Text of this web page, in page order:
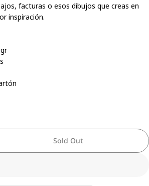
facturas o esos dibujos que creas en
inspiración.
For Carpeta - Dando Lo Mejor
Quantity For Carpeta - Dando
Sold Out